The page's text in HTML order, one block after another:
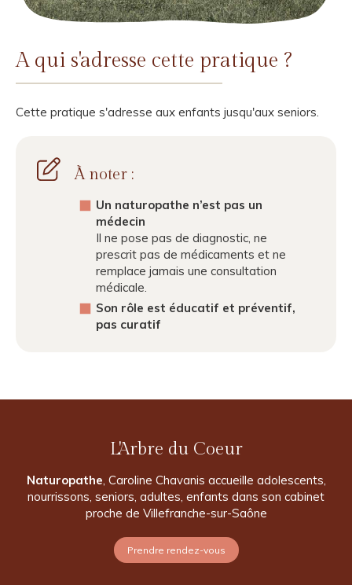
A qui s'adresse cette pratique ?
Cette pratique s'adresse aux enfants jusqu'aux seniors.
À noter :
Un naturopathe n’est pas un
médecin
Il ne pose pas de diagnostic, ne
prescrit pas de médicaments et ne
remplace jamais une consultation
médicale.
Son rôle est éducatif et préventif,
pas curatif
L'Arbre du Coeur
Naturopathe, Caroline Chavanis accueille adolescents,
nourrissons, seniors, adultes, enfants dans son cabinet
proche de Villefranche-sur-Saône
Prendre rendez-vous